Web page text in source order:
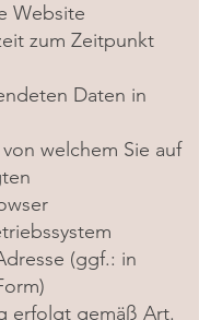
Website
zum Zeitpunkt
Daten in
welchem Sie auf
(ggf.: in
erfolgt gemäß Art.